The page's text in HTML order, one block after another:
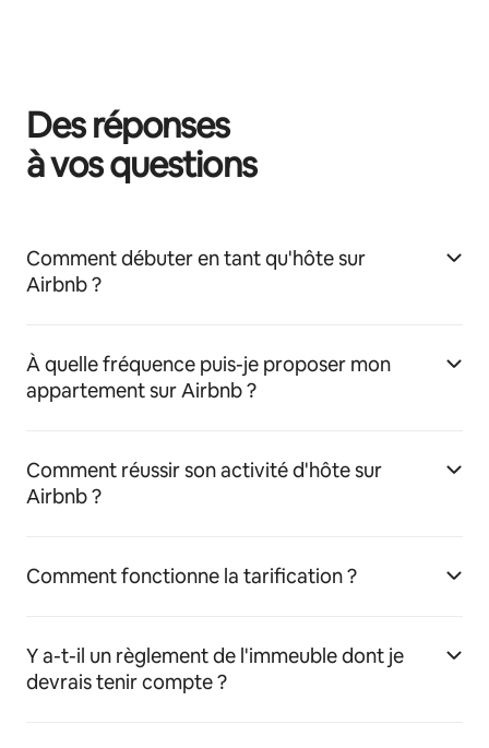
Des réponses
à vos questions
Comment débuter en tant qu'hôte sur
Airbnb ?
À quelle fréquence puis-je proposer mon
appartement sur Airbnb ?
Comment réussir son activité d'hôte sur
Airbnb ?
Comment fonctionne la tarification ?
Y a-t-il un règlement de l'immeuble dont je
devrais tenir compte ?